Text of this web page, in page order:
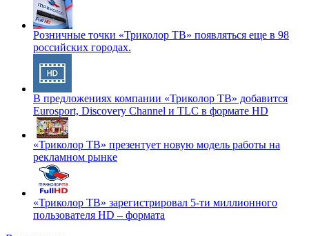
Розничные точки «Триколор ТВ» появляться еще в 98
российских городах.
В предложениях компании «Триколор ТВ» добавится
Eurosport, Discovery Channel и TLC в формате HD
«Триколор ТВ» презентует новую модель работы на
рекламном рынке
«Триколор ТВ» зарегистрировал 5-ти миллионного
пользователя HD – формата